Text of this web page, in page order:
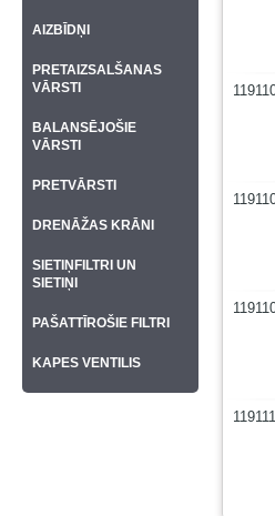
AIZBĪDŅI
PRETAIZSALŠANAS
VĀRSTI
BALANSĒJOŠIE
VĀRSTI
PRETVĀRSTI
DRENĀŽAS KRĀNI
SIETIŅFILTRI UN
SIETIŅI
PAŠATTĪROŠIE FILTRI
KAPES VENTILIS